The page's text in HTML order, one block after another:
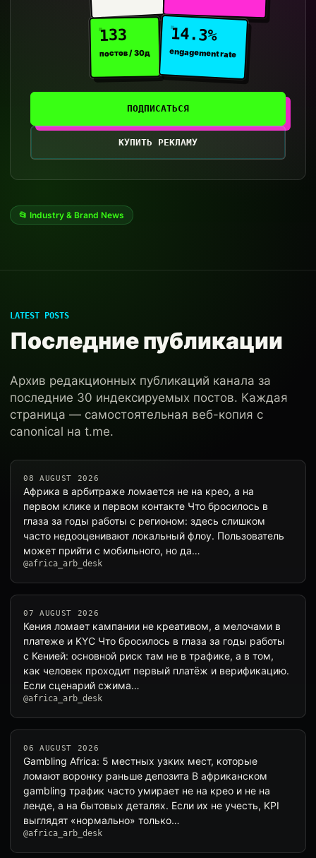
133
постов / 30д
14.3%
engagement rate
ПОДПИСАТЬСЯ
КУПИТЬ РЕКЛАМУ
📂 Industry & Brand News
LATEST POSTS
Последние публикации
Архив редакционных публикаций канала за
последние 30 индексируемых постов. Каждая
страница — самостоятельная веб-копия с
canonical на t.me.
08 AUGUST 2026
Африка в арбитраже ломается не на крео, а на
первом клике и первом контакте Что бросилось в
глаза за годы работы с регионом: здесь слишком
часто недооценивают локальный флоу. Пользователь
может прийти с мобильного, но да…
@africa_arb_desk
07 AUGUST 2026
Кения ломает кампании не креативом, а мелочами в
платеже и KYC Что бросилось в глаза за годы работы
с Кенией: основной риск там не в трафике, а в том,
как человек проходит первый платёж и верификацию.
Если сценарий сжима…
@africa_arb_desk
06 AUGUST 2026
Gambling Africa: 5 местных узких мест, которые
ломают воронку раньше депозита В африканском
gambling трафик часто умирает не на крео и не на
ленде, а на бытовых деталях. Если их не учесть, KPI
выглядят «нормально» только…
@africa_arb_desk